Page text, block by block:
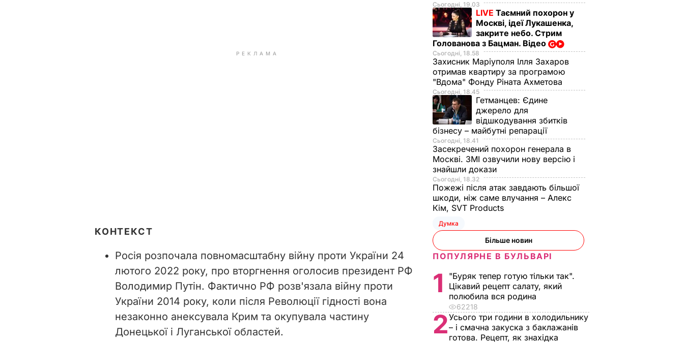
РЕКЛАМА
КОНТЕКСТ
Росія розпочала повномасштабну війну проти України 24
лютого 2022 року, про вторгнення оголосив президент РФ
Володимир Путін. Фактично РФ розв'язала війну проти
України 2014 року, коли після Революції гідності вона
незаконно анексувала Крим та окупувала частину
Донецької і Луганської областей.
Сьогодні, 19.03
LIVE Таємний похорон у
Москві, ідеї Лукашенка,
закрите небо. Стрим
Голованова з Бацман. Відео
Сьогодні, 18.58
Захисник Маріуполя Ілля Захаров
отримав квартиру за програмою
"Вдома" Фонду Ріната Ахметова
Сьогодні, 18.45
Гетманцев: Єдине
джерело для
відшкодування збитків
бізнесу – майбутні репарації
Сьогодні, 18.41
Засекречений похорон генерала в
Москві. ЗМІ озвучили нову версію і
знайшли докази
Сьогодні, 18.32
Пожежі після атак завдають більшої
шкоди, ніж саме влучання – Алекс
Кім, SVT Products
Думка
Більше новин
ПОПУЛЯРНЕ В БУЛЬВАРІ
1
"Буряк тепер готую тільки так".
Цікавий рецепт салату, який
полюбила вся родина
62218
2Усього три години в холодильнику
– і смачна закуска з баклажанів
готова. Рецепт, як знахідка